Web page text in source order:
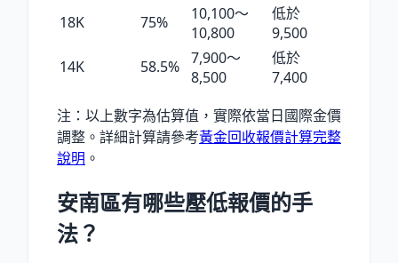
18K
75%
10,100〜
10,800
低於
9,500
14K
58.5% 7,900〜
8,500
低於
7,400
注：以上數字為估算值，實際依當日國際金價
調整。詳細計算請參考黃金回收報價計算完整
說明 。
安南區有哪些壓低報價的手
法？